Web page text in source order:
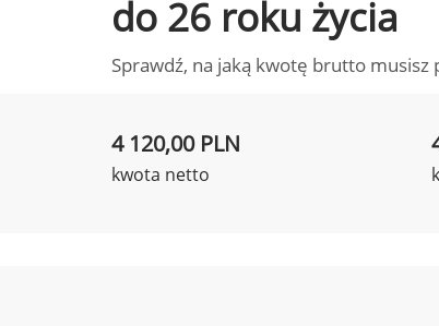
do 26 roku życia
Sprawdź, na jaką kwotę brutto
4 120,00 PLN
kwota netto